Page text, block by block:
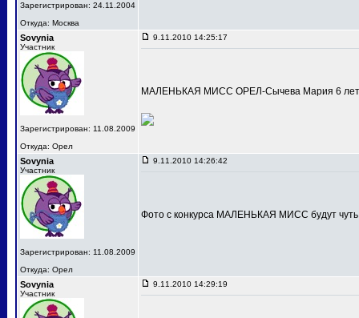
Зарегистрирован: 24.11.2004
Откуда: Москва
Sovynia
Участник
Зарегистрирован: 11.08.2009
Откуда: Орел
9.11.2010 14:25:17
МАЛЕНЬКАЯ МИСС ОРЕЛ-Сычева Мария 6
Sovynia
Участник
Зарегистрирован: 11.08.2009
Откуда: Орел
9.11.2010 14:26:42
Фото с конкурса МАЛЕНЬКАЯ МИСС будут
Sovynia
Участник
9.11.2010 14:29:19